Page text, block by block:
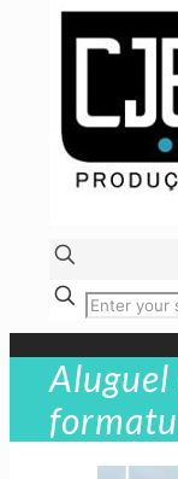
Aluguel